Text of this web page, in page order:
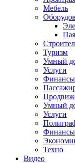
Мебель
Туризм
Умный
Услуги
Финансы
Умный
Услуги
Финансы
Техно
Видео